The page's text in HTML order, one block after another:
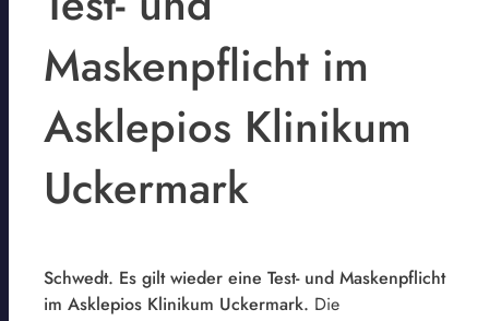
Maskenpflicht im
Asklepios Klinikum
Uckermark
Schwedt. Es gilt wieder eine Test- und Maskenpflicht
im Asklepios Klinikum Uckermark. Die